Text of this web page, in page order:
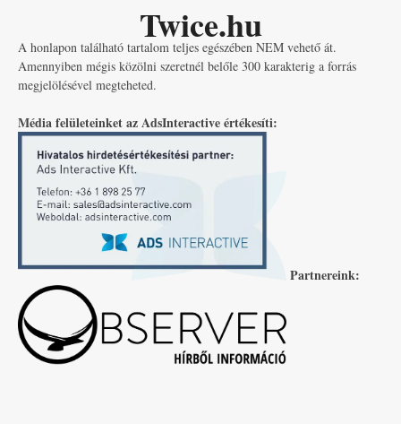
Twice.hu
A honlapon található tartalom teljes egészében NEM vehető át.
Amennyiben mégis közölni szeretnél belőle 300 karakterig a forrás
megjelölésével megteheted.
Média felületeinket az AdsInteractive értékesíti:
Partnereink: